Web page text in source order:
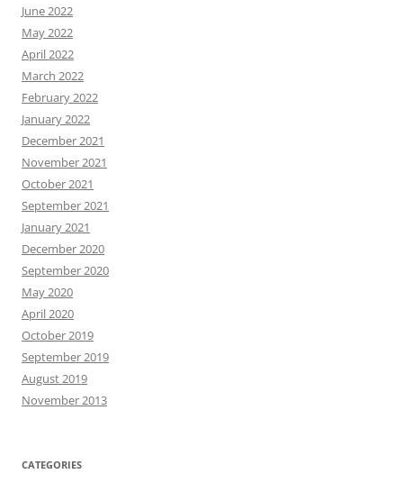
June 2022
May 2022
April 2022
March 2022
February 2022
January 2022
December 2021
November 2021
October 2021
September 2021
January 2021
December 2020
September 2020
May 2020
April 2020
October 2019
September 2019
August 2019
November 2013
CATEGORIES